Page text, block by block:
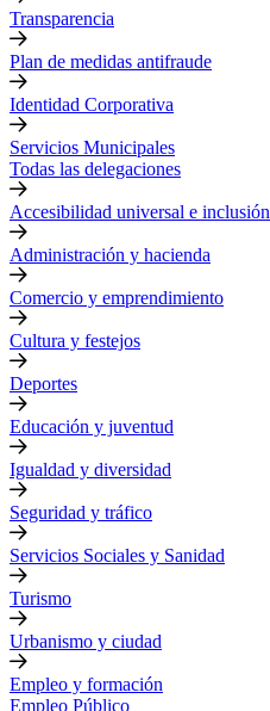
Transparencia
Plan de medidas antifraude
Identidad Corporativa
Servicios Municipales
Todas las delegaciones
Accesibilidad universal e inclusión
Administración y hacienda
Comercio y emprendimiento
Cultura y festejos
Deportes
Educación y juventud
Igualdad y diversidad
Seguridad y tráfico
Servicios Sociales y Sanidad
Turismo
Urbanismo y ciudad
Empleo y formación
Empleo Público